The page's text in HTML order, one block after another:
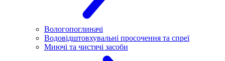
Вологопоглиначі
Водовідштовхувальні просочення та спреї
Миючі та чистячі засоби